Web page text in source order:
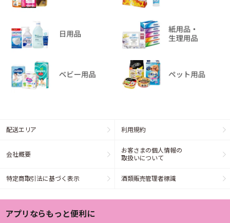
配送エリア 利用規約
会社概要
お客さまの個人情報の
取扱いについて
特定商取引法に基づく表示 酒類販売管理者標識
アプリならもっと便利に